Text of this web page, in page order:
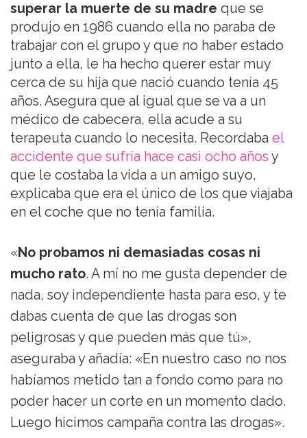
superar la muerte de su madre que se
produjo en 1986 cuando ella no paraba de
trabajar con el grupo y que no haber estado
junto a ella, le ha hecho querer estar muy
cerca de su hija que nació cuando tenía 45
años. Asegura que al igual que se va a un
médico de cabecera, ella acude a su
terapeuta cuando lo necesita. Recordaba el
accidente que sufría hace casi ocho años y
que le costaba la vida a un amigo suyo,
explicaba que era el único de los que viajaba
en el coche que no tenía familia.
«No probamos ni demasiadas cosas ni
mucho rato. A mí no me gusta depender de
nada, soy independiente hasta para eso, y te
dabas cuenta de que las drogas son
peligrosas y que pueden más que tú»,
aseguraba y añadía: «En nuestro caso no nos
habíamos metido tan a fondo como para no
poder hacer un corte en un momento dado.
Luego hicimos campaña contra las drogas».